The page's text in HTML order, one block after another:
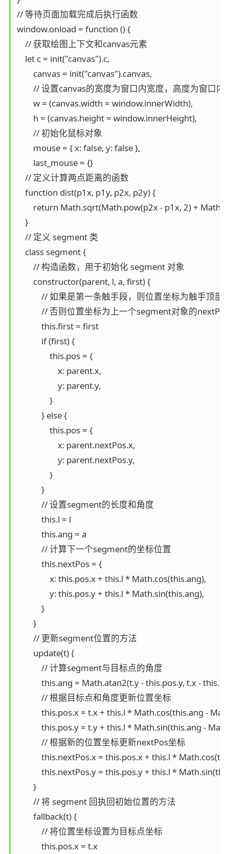
// 等待页面加载完成后执行函数
window.onload = function () {
    // 获取绘图上下文和canvas元素
    let c = init("canvas").c,
        canvas = init("canvas").canvas,
// 设置canvas的宽度为窗口内宽度，高度为窗口内
        w = (canvas.width = window.innerWidth),
        h = (canvas.height = window.innerHeight),
        // 初始化鼠标对象
        mouse = { x: false, y: false },
        last_mouse = {}
    // 定义计算两点距离的函数
    function dist(p1x, p1y, p2x, p2y) {
return Math.sqrt(Math.pow(p2x - p1x, 2) +
    }
    // 定义 segment 类
    class segment {
        // 构造函数，用于初始化 segment 对象
        constructor(parent, l, a, first) {
// 如果是第一条触手段，则位置坐标为触手顶部
// 否则位置坐标为上一个segment对象的
            this.first = first
            if (first) {
                this.pos = {
                    x: parent.x,
                    y: parent.y,
                }
            } else {
                this.pos = {
                    x: parent.nextPos.x,
                    y: parent.nextPos.y,
                }
            }
            // 设置segment的长度和角度
            this.l = l
            this.ang = a
            // 计算下一个segment的坐标位置
            this.nextPos = {
                x: this.pos.x + this.l * Math.cos(this.ang),
                y: this.pos.y + this.l * Math.sin(this.ang),
            }
        }
        // 更新segment位置的方法
        update(t) {
            // 计算segment与目标点的角度
this.ang = Math.atan2(t.y - this.pos.y, t.x -
            // 根据目标点和角度更新位置坐标
this.pos.x = t.x + this.l * Math.cos(this.ang -
this.pos.y = t.y + this.l * Math.sin(this.ang -
            // 根据新的位置坐标更新nextPos坐标
this.nextPos.x = this.pos.x + this.l *
this.nextPos.y = this.pos.y + this.l *
        }
        // 将 segment 回执回初始位置的方法
        fallback(t) {
            // 将位置坐标设置为目标点坐标
            this.pos.x = t.x